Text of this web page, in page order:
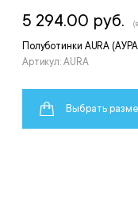
Полуботинки AURA
Артикул: AURA
5 294.00 руб.
Выбрать